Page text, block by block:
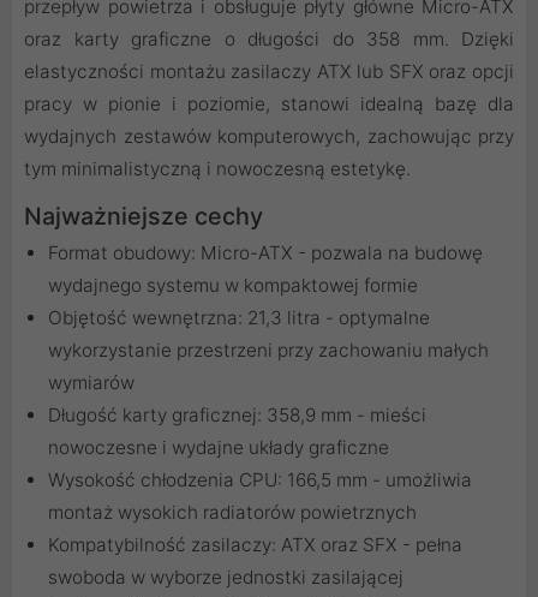
przepływ powietrza i obsługuje płyty główne Micro-ATX
oraz karty graficzne o długości do 358 mm. Dzięki
elastyczności montażu zasilaczy ATX lub SFX oraz opcji
pracy w pionie i poziomie, stanowi idealną bazę dla
wydajnych zestawów komputerowych, zachowując przy
tym minimalistyczną i nowoczesną estetykę.
Najważniejsze cechy
Format obudowy: Micro-ATX - pozwala na budowę
wydajnego systemu w kompaktowej formie
Objętość wewnętrzna: 21,3 litra - optymalne
wykorzystanie przestrzeni przy zachowaniu małych
wymiarów
Długość karty graficznej: 358,9 mm - mieści
nowoczesne i wydajne układy graficzne
Wysokość chłodzenia CPU: 166,5 mm - umożliwia
montaż wysokich radiatorów powietrznych
Kompatybilność zasilaczy: ATX oraz SFX - pełna
swoboda w wyborze jednostki zasilającej